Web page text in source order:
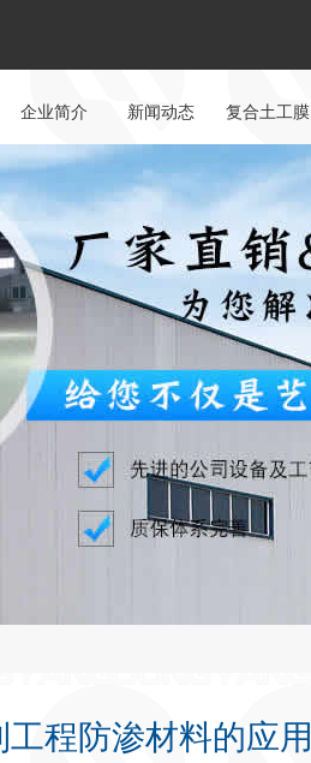
企业简介 新闻动态 复合土工膜
程防渗材料的应用